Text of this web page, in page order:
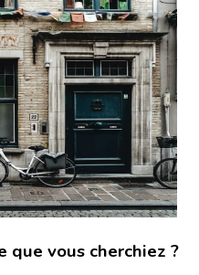
que vous cherchiez ?